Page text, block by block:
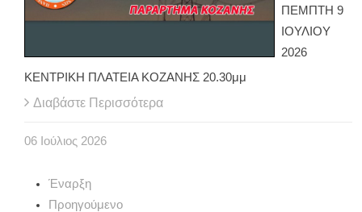
ΠΕΜΠΤΗ 9
ΙΟΥΛΙΟΥ
2026
ΚΕΝΤΡΙΚΗ ΠΛΑΤΕΙΑ ΚΟΖΑΝΗΣ 20.30μμ
Διαβάστε Περισσότερα
06 Ιούλιος 2026
Έναρξη
Προηγούμενο